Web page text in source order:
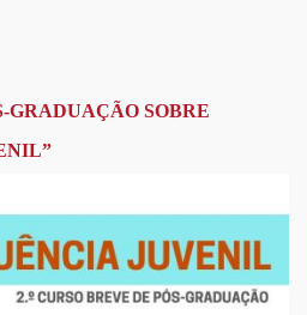
GRADUAÇÃO SOBRE